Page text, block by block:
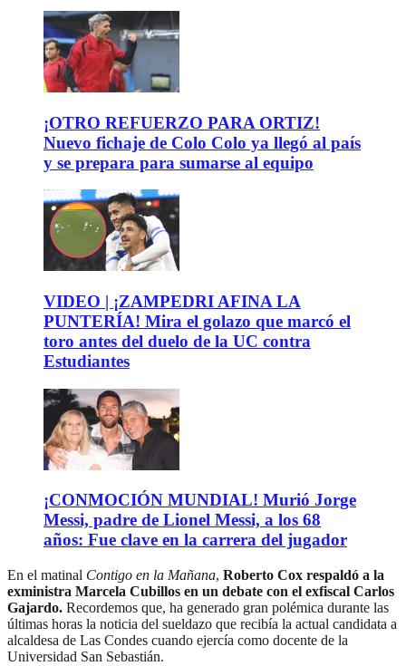
¡OTRO REFUERZO PARA ORTIZ!
Nuevo fichaje de Colo Colo ya llegó al país
y se prepara para sumarse al equipo
VIDEO | ¡ZAMPEDRI AFINA LA
PUNTERÍA! Mira el golazo que marcó el
toro antes del duelo de la UC contra
Estudiantes
¡CONMOCIÓN MUNDIAL! Murió Jorge
Messi, padre de Lionel Messi, a los 68
años: Fue clave en la carrera del jugador
En el matinal Contigo en la Mañana, Roberto Cox respaldó a la
exministra Marcela Cubillos en un debate con el exfiscal Carlos
Gajardo. Recordemos que, ha generado gran polémica durante las
últimas horas la noticia del sueldazo que recibía la actual candidata a
alcaldesa de Las Condes cuando ejercía como docente de la
Universidad San Sebastián.